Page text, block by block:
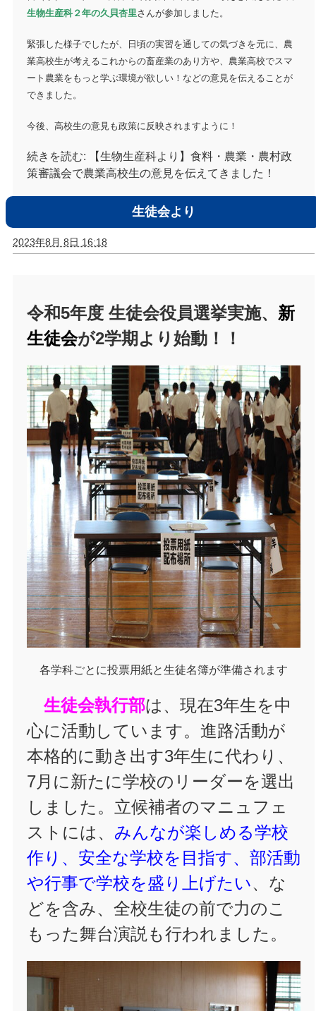
生物生産科２年の久貝杏里さんが参加しました。
緊張した様子でしたが、日頃の実習を通しての気づきを元に、農
業高校生が考えるこれからの畜産業のあり方や、農業高校でスマ
ート農業をもっと学ぶ環境が欲しい！などの意見を伝えることが
できました。
今後、高校生の意見も政策に反映されますように！
続きを読む:
【生物生産科より】食料・農業・農村政
策審議会で農業高校生の意見を伝えてきました！
生徒会より
2023年8月 8日 16:18
令和5年度 生徒会役員選挙実施、 新
生徒会が2学期より始動！！
各学科ごとに投票用紙と生徒名簿が準備されます
生徒会執行部は、現在3年生を中
心に活動しています。進路活動が
本格的に動き出す3年生に代わり、
7月に新たに学校のリーダーを選出
しました。立候補者のマニュフェ
ストには、 みんなが楽しめる学校
作り、安全な学校を目指す、部活動
や行事で学校を盛り上げたい、な
どを含み、全校生徒の前で力のこ
もった舞台演説も行われました。